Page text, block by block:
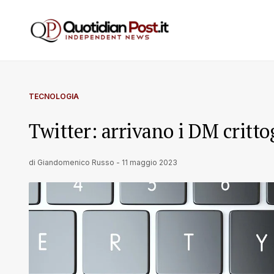
TECNOLOGIA
Twitter: arrivano i DM
di Giandomenico Russo - 11 maggio 2023